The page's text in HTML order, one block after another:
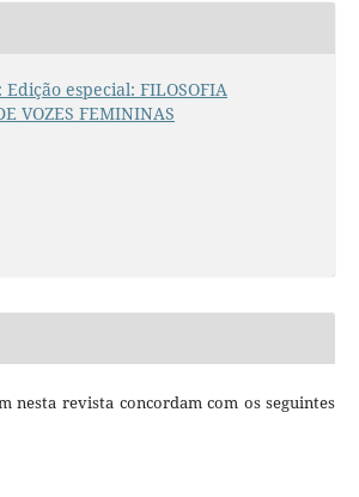
especial: FILOSOFIA
VOZES FEMININAS
nesta revista concordam com os seguintes